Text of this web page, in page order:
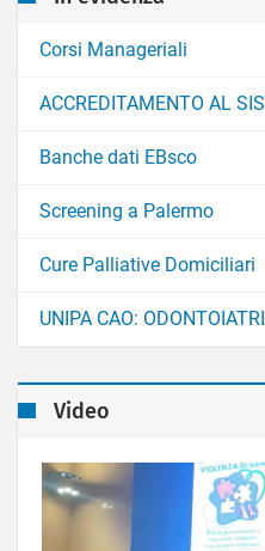
Corsi Manageriali
ACCREDITAMENTO AL
Banche dati EBsco
Screening a Palermo
Cure Palliative Domiciliari
UNIPA CAO:
Video